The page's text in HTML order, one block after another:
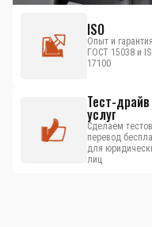
ISO
Опыт и гарантия
ГОСТ 15038 и
17100
Тест-драйв
услуг
Сделаем
перевод
для
лиц